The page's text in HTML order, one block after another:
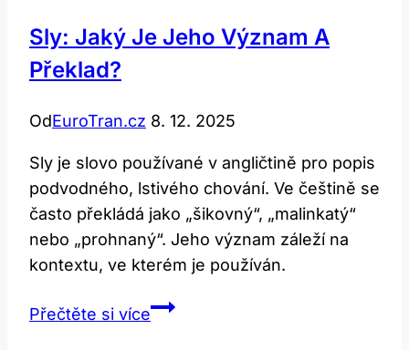
Sly: Jaký Je Jeho Význam A
Překlad?
OdEuroTran.cz 8. 12. 2025
Sly je slovo používané v angličtině pro popis
podvodného, lstivého chování. Ve češtině se
často překládá jako „šikovný“, „malinkatý“
nebo „prohnaný“. Jeho význam záleží na
kontextu, ve kterém je používán.
Přečtěte si víceSly: